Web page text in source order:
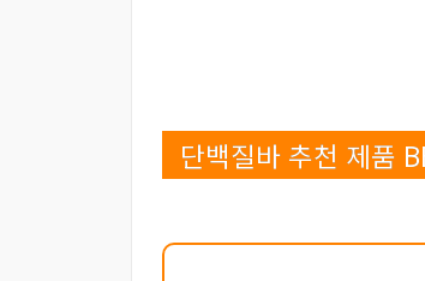
단백질바 추천 제품